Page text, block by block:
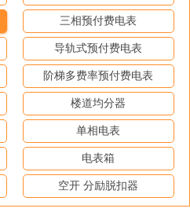
三相预付费电表
导轨式预付费电表
阶梯多费率预付费电表
楼道均分器
单相电表
电表箱
空开 分励脱扣器